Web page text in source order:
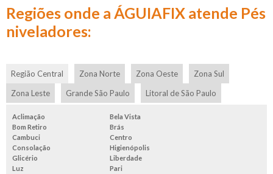
Regiões onde a ÁGUIAFIX atende Pés
niveladores:
Região Central Zona Norte Zona Oeste
Zona Sul
Zona Leste
Grande São Paulo Litoral de São Paulo
Aclimação
Bela Vista
Bom Retiro
Brás
Cambuci
Centro
Consolação
Higienópolis
Glicério
Liberdade
Luz
Pari